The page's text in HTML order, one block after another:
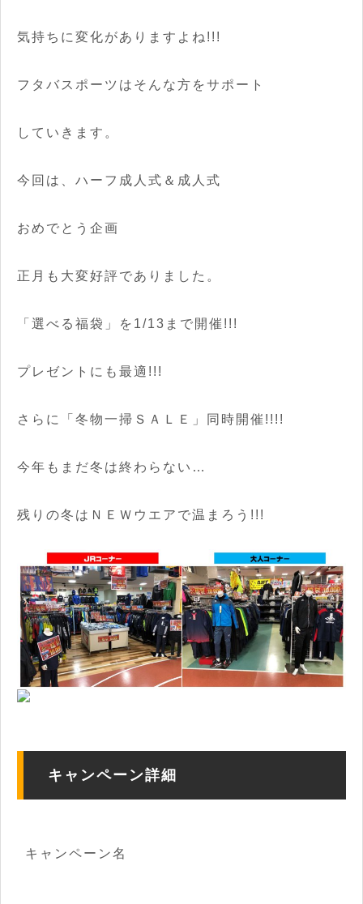
気持ちに変化がありますよね!!!
フタバスポーツはそんな方をサポート
していきます。
今回は、ハーフ成人式＆成人式
おめでとう企画
正月も大変好評でありました。
「選べる福袋」を1/13まで開催!!!
プレゼントにも最適!!!
さらに「冬物一掃ＳＡＬＥ」同時開催!!!!
今年もまだ冬は終わらない…
残りの冬はＮＥＷウエアで温まろう!!!
キャンペーン詳細
キャンペーン名